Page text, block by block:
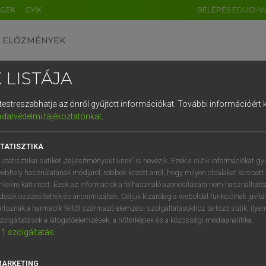
GYIK BELÉPÉS EDUID-
ELŐZMÉNYEK
szótár
VAN ELŐFIZETÉSED?
megtekintéséhez.
LISTÁJA
az önről gyűjtött információkat. További információért
tájékoztatónkat.
statisztikai sütiket „teljesítménysütiknek” is nevezik. Ezek a sütik információkat
használatának módjáról, többek között arról, hogy milyen oldalakat keresett
kattintott. Ezek az információk a felhasználó azonosítására nem
összesítettek és anonimizáltak. Céljuk kizárólag a weboldal funkcióinak
a harmadik féltől származó elemzési szolgáltatásokhoz tartozó sütik;
a látogatóelemzések, a hőtérképek és a közösségi médiaanalitika.
1 szolgáltatás
DE CN FR ES IT NL
1 2 3 4 5 6 7 8 9
q w e r t z u i
a s d f g h j k l é
í y x c v b n m , .